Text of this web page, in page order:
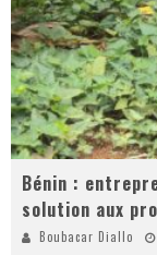
Bénin :
solution aux
Boubacar Diallo